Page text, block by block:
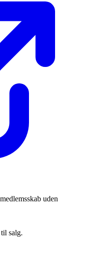
uden
salg.